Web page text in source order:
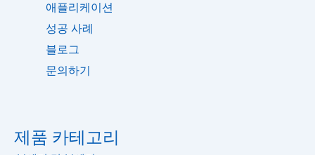
애플리케이션
성공 사례
블로그
문의하기
제품 카테고리